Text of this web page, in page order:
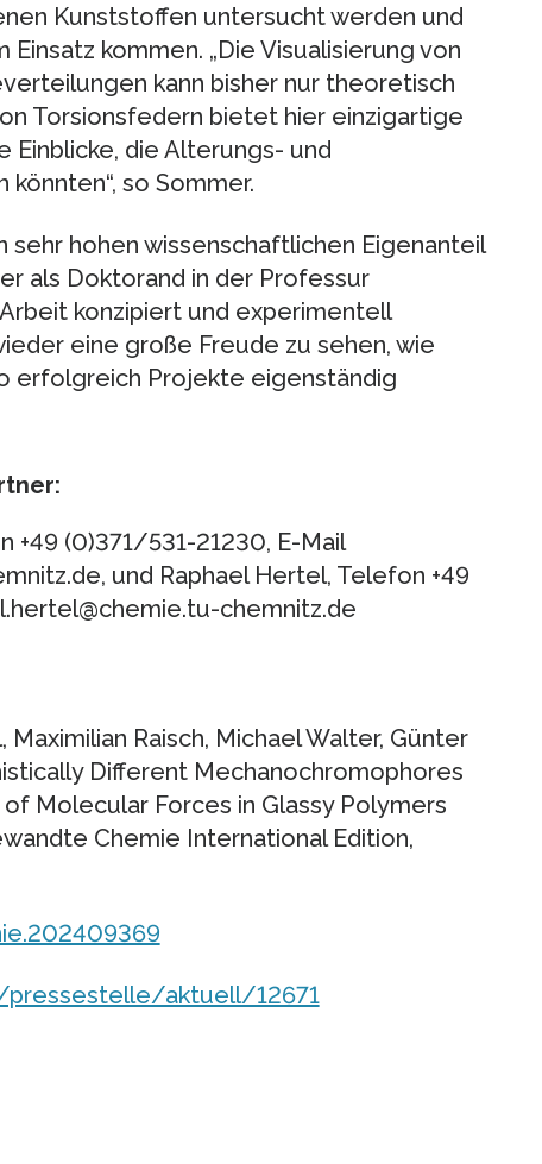
Kunststoffen untersucht werden und
kommen. „Die Visualisierung von
kann bisher nur theoretisch
Torsionsfedern bietet hier einzigartige
Einblicke, die Alterungs- und
so Sommer.
hohen wissenschaftlichen Eigenanteil
als Doktorand in der Professur
konzipiert und experimentell
eine große Freude zu sehen, wie
erfolgreich Projekte eigenständig
+49 (0)371/531-21230, E-Mail
und Raphael Hertel, Telefon +49
chemnitz.de
Raisch, Michael Walter, Günter
Different Mechanochromophores
Molecular Forces in Glassy Polymers
Chemie International Edition,
aktuell/12671